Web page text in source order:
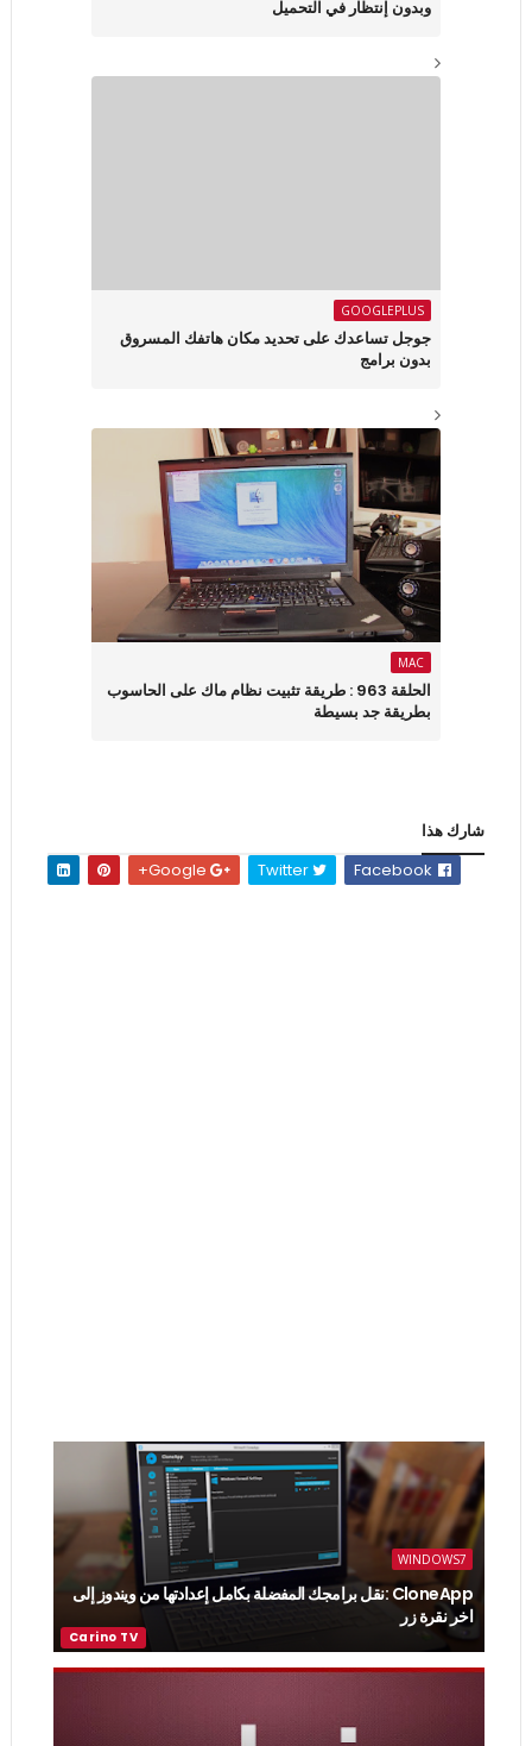
وبدون إنتظار في التحميل
GOOGLEPLUS
جوجل تساعدك على تحديد مكان هاتفك المسروق
بدون برامج
MAC
الحلقة 963 : طريقة تثبيت نظام ماك على الحاسوب
بطريقة جد بسيطة
شارك هذا
Twitter
WINDOWS7
CloneApp :نقل برامجك المفضلة بكامل إعدادتها من ويندوز إلى
اخر نقرة زر